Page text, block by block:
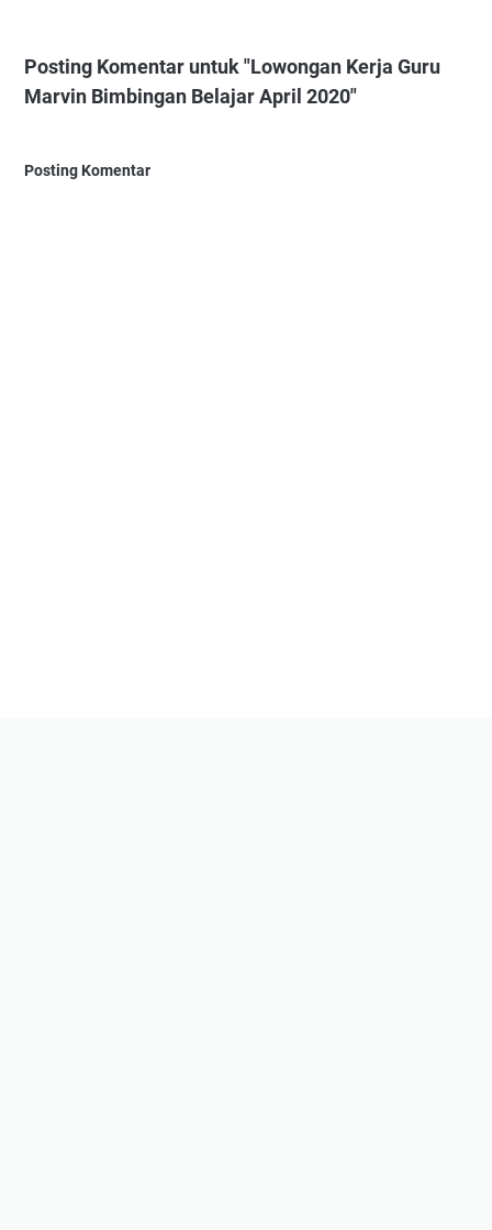
Posting Komentar untuk "Lowongan Kerja Guru
Marvin Bimbingan Belajar April 2020"
Posting Komentar